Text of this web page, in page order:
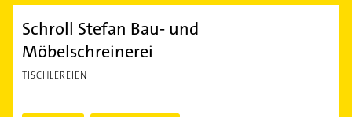
Schroll Stefan Bau- und
Möbelschreinerei
TISCHLEREIEN